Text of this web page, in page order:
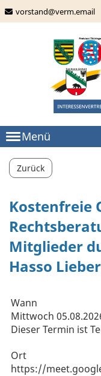
vorstand@verm.email
Menü
Zurück
Kostenfreie
Mitglieder
Hasso
Wann
Mittwoch
Dieser Termin ist
Ort
https://